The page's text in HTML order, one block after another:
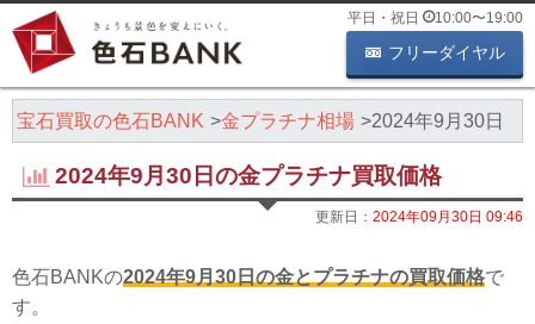
平日・祝日 10:00〜19:00
フリーダイヤル
宝石買取の色石BANK 金プラチナ相場 2024年9月30日
2024年9月30日の金プラチナ買取価格
更新日： 2024年09月30日 09:46
色石BANKの2024年9月30日の金とプラチナの買取価格で
す。